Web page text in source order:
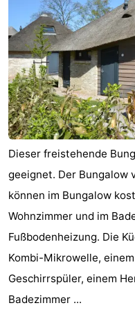
Egmont
Glory
Buiten
Bergen
-
De
Woudhoeve
-
Duinpark
Egmond
-
Duynvallei
-
Koningshof
-
Kustpark
Egmond
aan
Zee
-
Molengroet
-
Schoorlse
Duinen
-
Scorleduyn
Hotels
Dieser freistehende
geeignet. Der Bungalow
können im Bungalow
Wohnzimmer und im
Fußbodenheizung. Die
Kombi-Mikrowelle,
Geschirrspüler, einem
Badezimmer ...